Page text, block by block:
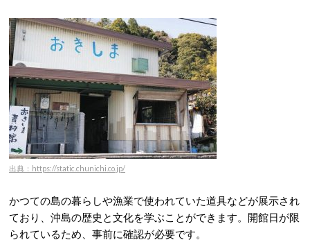
出典：https://static.chunichi.co.jp/
かつての島の暮らしや漁業で使われていた道具などが展示され
ており、沖島の歴史と文化を学ぶことができます。開館日が限
られているため、事前に確認が必要です。